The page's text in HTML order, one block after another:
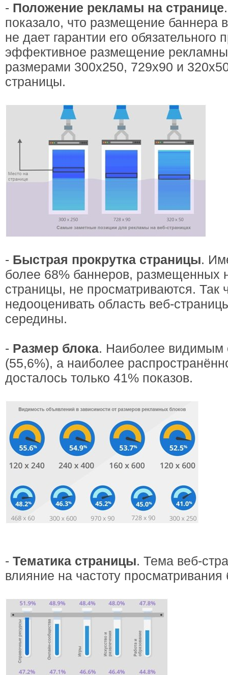
- Положение рекламы на странице
показало, что размещение баннера
не дает гарантии его
эффективное размещение
размерами 300х250, 729х90 и
страницы.
- Быстрая прокрутка страницы.
более 68% баннеров, размещенных
страницы, не просматриваются. Так
недооценивать область веб-
середины.
- Размер блока. Наиболее видимым
(55,6%), а наиболее
досталось только 41% показов.
- Тематика страницы. Тема веб-
влияние на частоту просматривания